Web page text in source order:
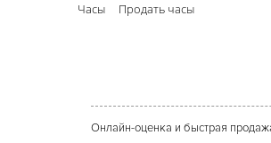
Часы Продать часы
Онлайн-оценка и быстрая